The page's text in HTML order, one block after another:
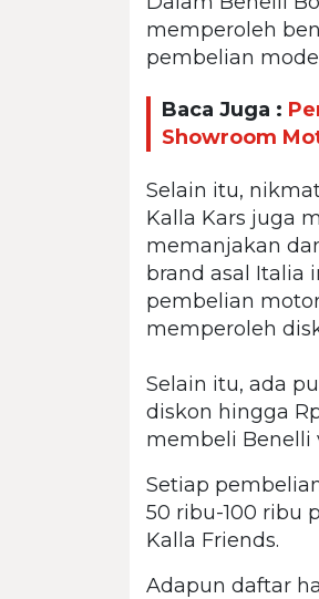
memperoleh
pembelian
Baca Juga :
Showroom
Selain itu,
Kalla Kars juga
memanjakan
brand asal Italia
pembelian
memperoleh
Selain itu, ada
diskon hingga
membeli Benelli
Setiap
50 ribu-100 ribu
Kalla Friends.
Adapun daftar